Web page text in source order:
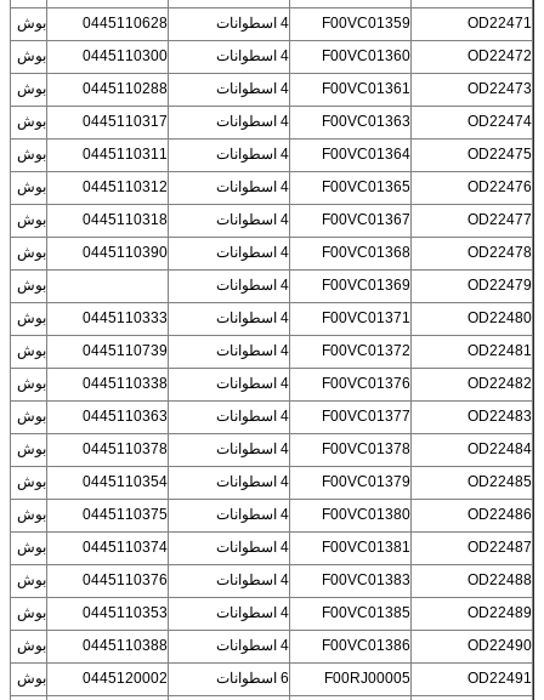
OD22471
F00VC01359 4 اسطوانات 0445110628
بوش
OD22472
F00VC01360 4 اسطوانات 0445110300
بوش
OD22473
F00VC01361 4 اسطوانات 0445110288
بوش
OD22474
F00VC01363 4 اسطوانات 0445110317
بوش
OD22475
F00VC01364 4 اسطوانات 0445110311
بوش
OD22476
F00VC01365 4 اسطوانات 0445110312
بوش
OD22477
F00VC01367 4 اسطوانات 0445110318
بوش
OD22478
F00VC01368 4 اسطوانات 0445110390
بوش
OD22479
F00VC01369 4 اسطوانات
بوش
OD22480
F00VC01371 4 اسطوانات 0445110333
بوش
OD22481
F00VC01372 4 اسطوانات 0445110739
بوش
OD22482
F00VC01376 4 اسطوانات 0445110338
بوش
OD22483
F00VC01377 4 اسطوانات 0445110363
بوش
OD22484
F00VC01378 4 اسطوانات 0445110378
بوش
OD22485
F00VC01379 4 اسطوانات 0445110354
بوش
OD22486
F00VC01380 4 اسطوانات 0445110375
بوش
OD22487
F00VC01381 4 اسطوانات 0445110374
بوش
OD22488
F00VC01383 4 اسطوانات 0445110376
بوش
OD22489
F00VC01385 4 اسطوانات 0445110353
بوش
OD22490
F00VC01386 4 اسطوانات 0445110388
بوش
OD22491
F00RJ00005 6 اسطوانات 0445120002
بوش